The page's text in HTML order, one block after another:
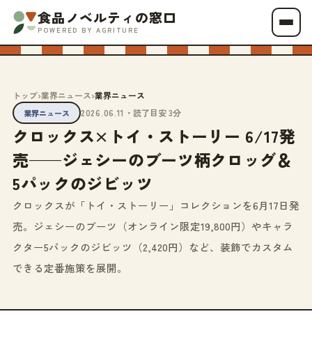
食品ノベルティの窓口
POWERED BY AGRITURE
トップ›業界ニュース›業界ニュース
業界ニュース 2026.06.11 ・読了目安 3分
クロックス×トイ・ストーリー 6/17発
売——ジェシーのブーツ柄クロッグ＆
5パックのジビッツ
クロックスが「トイ・ストーリー」コレクションを6月17日発
売。ジェシーのブーツ（オンライン限定19,800円）やキャラ
クター5パックのジビッツ（2,420円）など、装飾でカスタム
できる定番施策を展開。